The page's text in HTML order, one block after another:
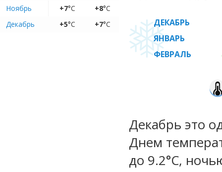
Ноябрь
+7°C +8°C
Декабрь
+5°C +7°C
ДЕКАБРЬ
ЯНВАРЬ
ФЕВРАЛЬ
Декабрь это
Днем
до 9.2°C,